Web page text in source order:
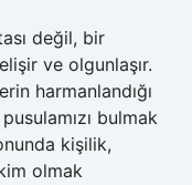
değil, bir
ve olgunlaşır.
harmanlandığı
bulmak
kişilik,
olmak